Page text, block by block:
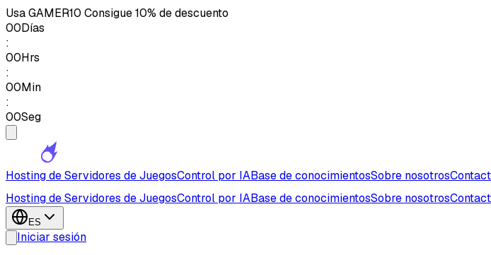
UsaGAMER10 Consigue 10% de descuento
00Días
:
00Hrs
:
00Min
:
00Seg
Hosting de Servidores de JuegosControl por IABase de conocimientosSobre nosotros
Hosting de Servidores de JuegosControl por IABase de conocimientosSobre nosotros
ES
Iniciar sesión